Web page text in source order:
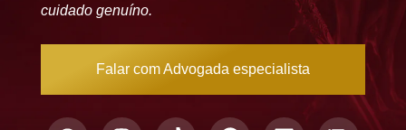
cuidado genuíno.
Falar com Advogada especialista